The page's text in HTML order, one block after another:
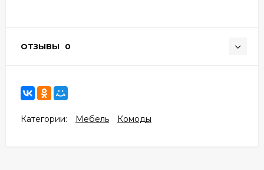
ОТЗЫВЫ 0
Категории: Мебель Комоды